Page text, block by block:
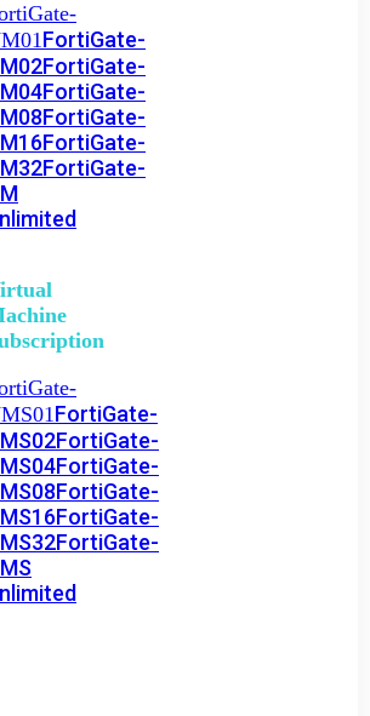
FortiGate-
FortiGate-
FortiGate-
FortiGate-
FortiGate-
FortiGate-
FortiGate-
FortiGate-
FortiGate-
FortiGate-
FortiGate-
FortiGate-